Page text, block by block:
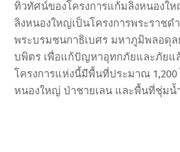
ทิวทัศน์ของโครงการแก้มลิงหนองใ
ลิงหนองใหญ่เป็นโครงการพระราชด
พระบรมชนกาธิเบศร มหาภูมิพลอดุ
บพิตร เพื่อแก้ปัญหาอุทกภัยและภัยแ
โครงการแห่งนี้มีพื้นที่ประมาณ 1,200
หนองใหญ่ ป่าชายเลน และพื้นที่ชุ่มน้